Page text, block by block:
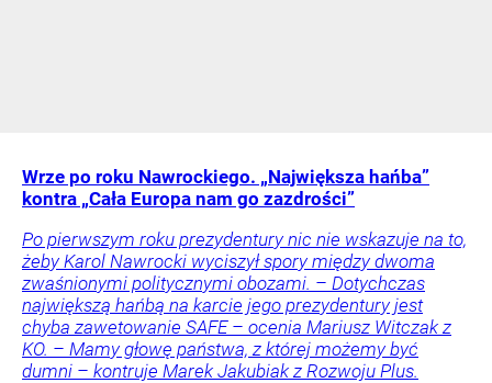
Wrze po roku Nawrockiego. „Największa hańba”
kontra „Cała Europa nam go zazdrości”
Po pierwszym roku prezydentury nic nie wskazuje na to,
żeby Karol Nawrocki wyciszył spory między dwoma
zwaśnionymi politycznymi obozami. – Dotychczas
największą hańbą na karcie jego prezydentury jest
chyba zawetowanie SAFE – ocenia Mariusz Witczak z
KO. – Mamy głowę państwa, z której możemy być
dumni – kontruje Marek Jakubiak z Rozwoju Plus.